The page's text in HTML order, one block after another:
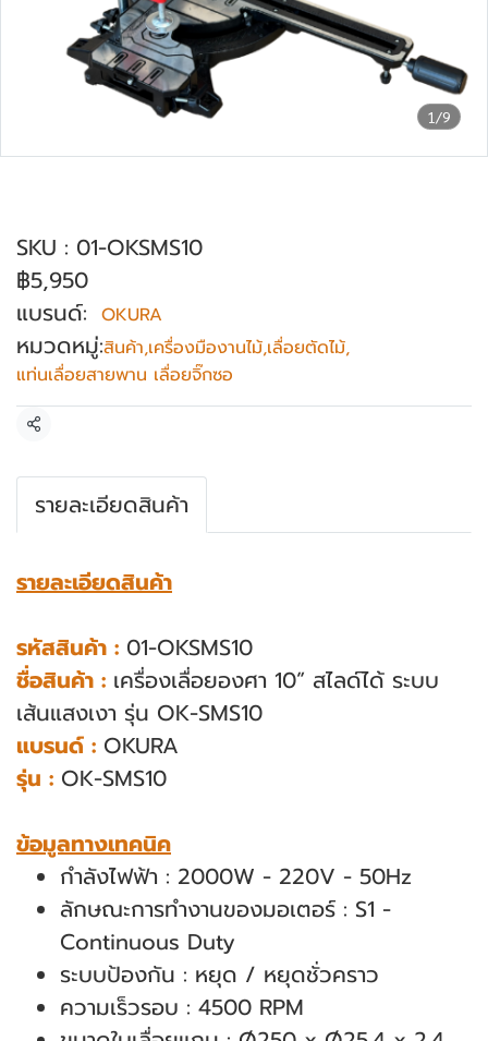
1/9
SKU : 01-OKSMS10
฿5,950
แบรนด์: OKURA
หมวดหมู่:สินค้า,เครื่องมืองานไม้,เลื่อยตัดไม้,
แท่นเลื่อยสายพาน เลื่อยจิ๊กซอ
แชร์
รายละเอียดสินค้า
รายละเอียดสินค้า
รหัสสินค้า : 01-OKSMS10
ชื่อสินค้า : เครื่องเลื่อยองศา 10” สไลด์ได้ ระบบ
เส้นแสงเงา รุ่น OK-SMS10
แบรนด์ : OKURA
รุ่น : OK-SMS10
ข้อมูลทางเทคนิค
กําลังไฟฟ้า : 2000W - 220V - 50Hz
ลักษณะการทํางานของมอเตอร์ : S1 -
Continuous Duty
ระบบป้องกัน : หยุด / หยุดชั่วคราว
ความเร็วรอบ : 4500 RPM